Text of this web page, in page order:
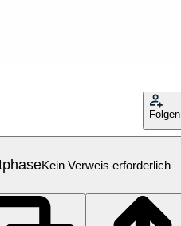
Folgen
Kein Verweis erforderlich